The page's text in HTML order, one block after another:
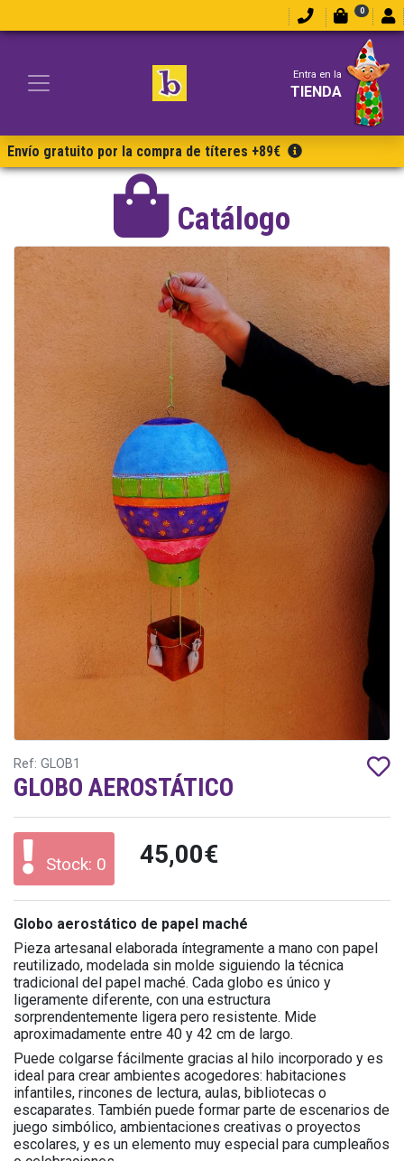
0
Entra en la
TIENDA
Envío gratuito por la compra de títeres +89€
Catálogo
Ref: GLOB1
GLOBO AEROSTÁTICO
Stock: 0 45,00€
Globo aerostático de papel maché
Pieza artesanal elaborada íntegramente a mano con papel
reutilizado, modelada sin molde siguiendo la técnica
tradicional del papel maché. Cada globo es único y
ligeramente diferente, con una estructura
sorprendentemente ligera pero resistente. Mide
aproximadamente entre 40 y 42 cm de largo.
Puede colgarse fácilmente gracias al hilo incorporado y es
ideal para crear ambientes acogedores: habitaciones
infantiles, rincones de lectura, aulas, bibliotecas o
escaparates. También puede formar parte de escenarios de
juego simbólico, ambientaciones creativas o proyectos
escolares, y es un elemento muy especial para cumpleaños